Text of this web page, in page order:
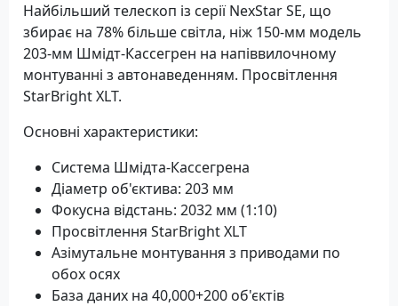
Найбільший телескоп із серії NexStar SE, що
збирає на 78% більше світла, ніж 150-мм модель
203-мм Шмідт-Кассегрен на напіввилочному
монтуванні з автонаведенням. Просвітлення
StarBright XLT.
Основні характеристики:
Система Шмідта-Кассегрена
Діаметр об'єктива: 203 мм
Фокусна відстань: 2032 мм (1:10)
Просвітлення StarBright XLT
Азімутальне монтування з приводами по
обох осях
База даних на 40,000+200 об'єктів